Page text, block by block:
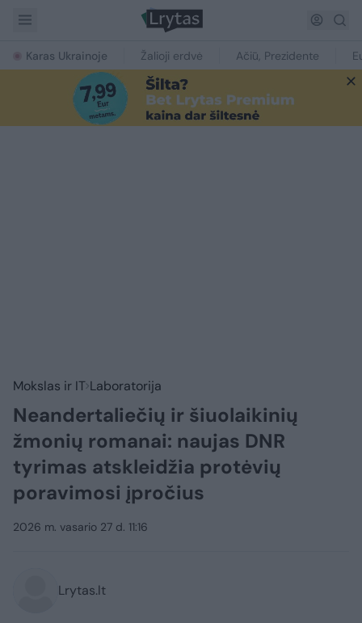
Karas Ukrainoje Žalioji erdvė Ačiū, Prezidente
Mokslas ir IT Laboratorija
Neandertaliečių ir šiuolaikinių
žmonių romanai: naujas DNR
tyrimas atskleidžia protėvių
poravimosi įpročius
2026 m. vasario 27 d. 11:16
Lrytas.lt